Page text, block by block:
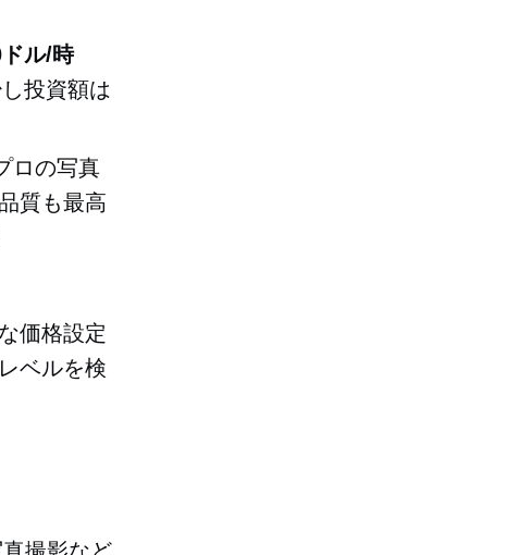
ル/時
投資額は
ロの写真
質も最高
価格設定
ベルを検